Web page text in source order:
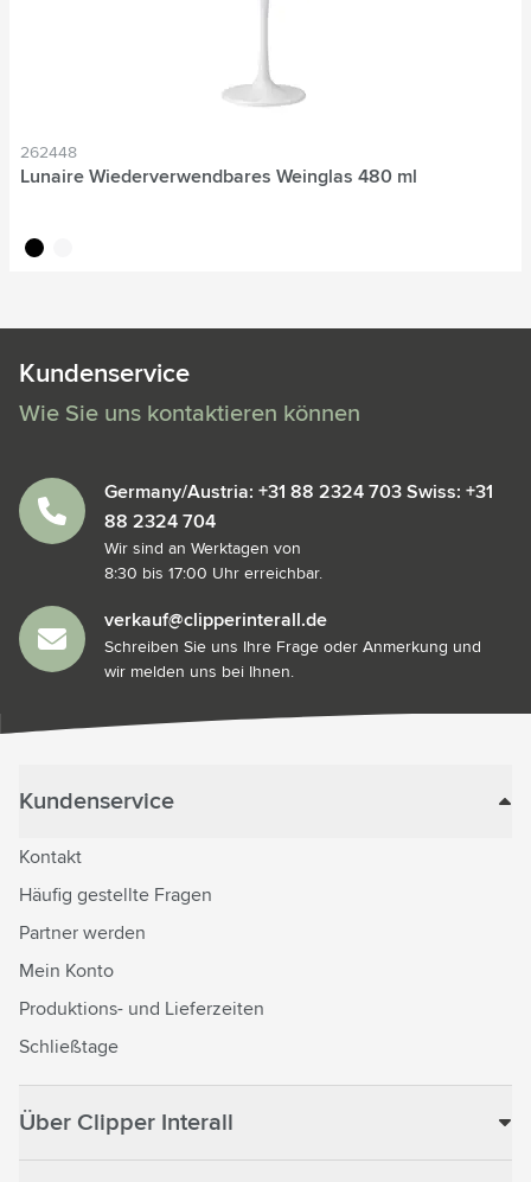
262448
Lunaire Wiederverwendbares Weinglas 480 ml
noir
Kundenservice
Wie Sie uns kontaktieren können
Germany/Austria: +31 88 2324 703 Swiss: +31
88 2324 704
Wir sind an Werktagen von
8:30 bis 17:00 Uhr erreichbar.
verkauf@clipperinterall.de
Schreiben Sie uns Ihre Frage oder Anmerkung und
wir melden uns bei Ihnen.
Kundenservice
Kontakt
Häufig gestellte Fragen
Partner werden
Mein Konto
Produktions- und Lieferzeiten
Schließtage
Über Clipper Interall